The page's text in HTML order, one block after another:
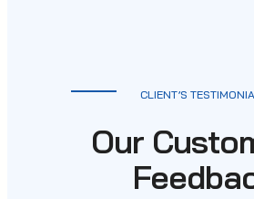
CLIENT’S
Our